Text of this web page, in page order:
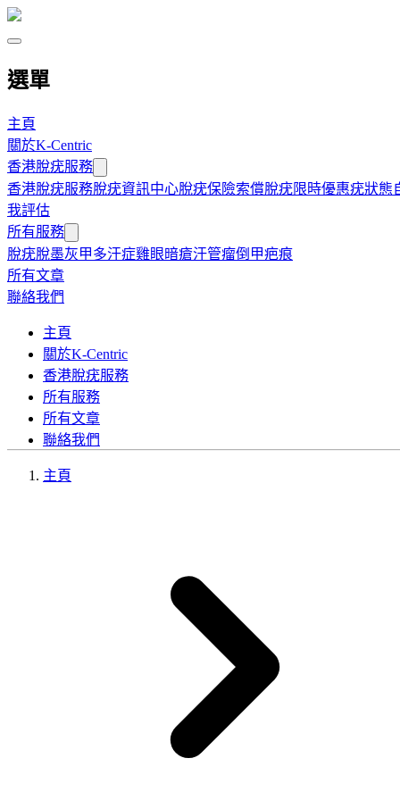
選單
主頁
關於K-Centric
香港脫疣服務
香港脫疣服務脫疣資訊中心脫疣保險索償脫疣限時優惠疣狀態
我評估
所有服務
脫疣脫墨灰甲多汗症雞眼暗瘡汗管瘤倒甲疤痕
所有文章
聯絡我們
主頁
關於K-Centric
香港脫疣服務
所有服務
所有文章
聯絡我們
主頁